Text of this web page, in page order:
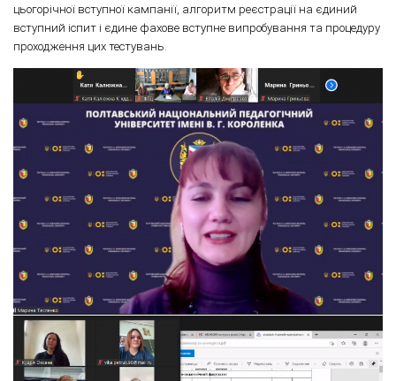
цьогорічної вступної кампанії, алгоритм реєстрації на єдиний
вступний іспит і єдине фахове вступне випробування та процедуру
проходження цих тестувань.